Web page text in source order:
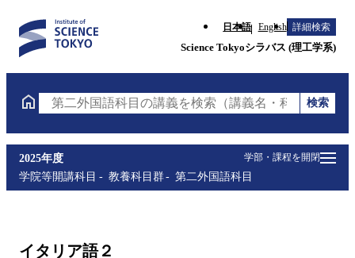
日本語 English 詳細検索
Science Tokyoシラバス (理工学系)
第二外国語科目の講義を検索（講義名・科目コード・
検索
学部・課程を開閉
2025年度
学院等開講科目
教養科目群 第二外国語科目
イタリア語２